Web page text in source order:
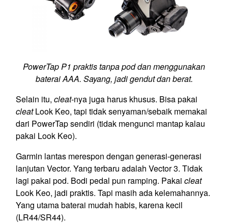
PowerTap P1 praktis tanpa pod dan menggunakan
baterai AAA. Sayang, jadi gendut dan berat.
Selain itu, cleat-nya juga harus khusus. Bisa pakai
cleatLook Keo, tapi tidak senyaman/sebaik memakai
dari PowerTap sendiri (tidak mengunci mantap kalau
pakai Look Keo).
Garmin lantas merespon dengan generasi-generasi
lanjutan Vector. Yang terbaru adalah Vector 3. Tidak
lagi pakai pod. Bodi pedal pun ramping. Pakai cleat
Look Keo, jadi praktis. Tapi masih ada kelemahannya.
Yang utama baterai mudah habis, karena kecil
(LR44/SR44).